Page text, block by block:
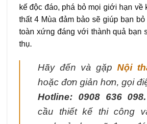
kế độc đáo, phá bỏ mọi giới hạn về
thất 4 Mùa đảm bảo sẽ giúp bạn
toàn xứng đáng với thành quả bạn
thụ.
Hãy đến và gặp Nội
hoặc đơn giản hơn, gọi
Hotline: 0908 636 098.
cầu thiết kế thi công